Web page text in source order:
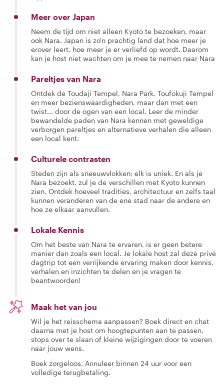
Meer over Japan
Neem de tijd om niet alleen Kyoto te bezoeken, maar
ook Nara. Japan is zo'n prachtig land dat hoe meer je
erover leert, hoe meer je er verliefd op wordt. Daarom
kan je host niet wachten om je mee te nemen naar Nara
Pareltjes van Nara
Ontdek de Toudaji Tempel, Nara Park, Toufokuji Tempel
en meer bezienswaardigheden, maar dan met een
twist... door de ogen van een local. Leer de minder
bewandelde paden van Nara kennen met geweldige
verborgen pareltjes en alternatieve verhalen die alleen
een local kent.
Culturele contrasten
Steden zijn als sneeuwvlokken; elk is uniek. En als je
Nara bezoekt, zul je de verschillen met Kyoto kunnen
zien. Ontdek hoeveel tradities, architectuur en zelfs taal
kunnen veranderen van de ene stad naar de andere en
hoe ze elkaar aanvullen.
Lokale Kennis
Om het beste van Nara te ervaren, is er geen betere
manier dan zoals een local. Je lokale host zal deze privé
dagtrip tot een verrijkende ervaring maken door kennis,
verhalen en inzichten te delen en je vragen te
beantwoorden!
Maak het van jou
Wil je het reisschema aanpassen? Boek direct en chat
daarna met je host om hoogtepunten aan te passen,
stops over te slaan of kleine wijzigingen door te voeren
naar jouw wens.
Boek zorgeloos. Annuleer binnen 24 uur voor een
volledige terugbetaling.